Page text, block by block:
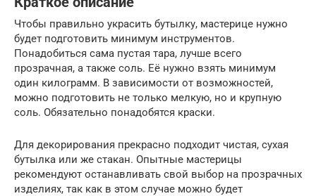
Чтобы правильно украсить бутылку, мастерице нужно
будет подготовить минимум инструментов.
Понадобиться сама пустая тара, лучше всего
прозрачная, а также соль. Её нужно взять минимум
один килограмм. В зависимости от возможностей,
можно подготовить не только мелкую, но и крупную
соль. Обязательно понадобятся краски.
Для декорирования прекрасно подходит чистая, сухая
бутылка или же стакан. Опытные мастерицы
рекомендуют останавливать свой выбор на прозрачных
изделиях, так как в этом случае можно будет